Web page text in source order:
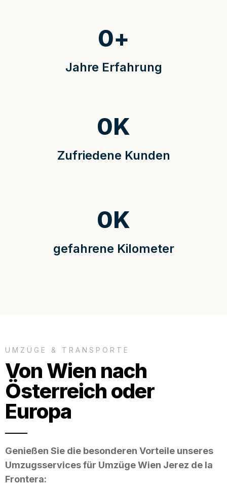
Jahre Erfahrung
0+
Zufriedene Kunden
0K
gefahrene Kilometer
0K
UMZÜGE & TRANSPORTE
Von Wien nach
Österreich oder
Europa
Genießen Sie die besonderen Vorteile unseres
Umzugsservices für Umzüge Wien Jerez de la
Frontera: